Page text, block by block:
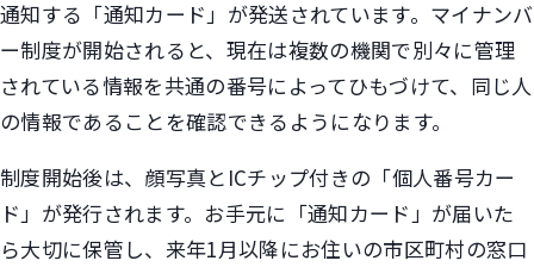
通知する「通知カード」が発送されています。マイナンバ
ー制度が開始されると、現在は複数の機関で別々に管理
されている情報を共通の番号によってひもづけて、同じ人
の情報であることを確認できるようになります。
制度開始後は、顔写真とICチップ付きの「個人番号カー
ド」が発行されます。お手元に「通知カード」が届いた
ら大切に保管し、来年1月以降にお住いの市区町村の窓口